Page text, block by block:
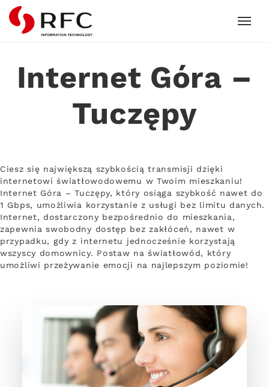
RFC
Internet Góra –
Tuczępy
Ciesz się największą szybkością transmisji dzięki
internetowi światłowodowemu w Twoim mieszkaniu!
Internet Góra – Tuczępy, który osiąga szybkość nawet do
1 Gbps, umożliwia korzystanie z usługi bez limitu danych.
Internet, dostarczony bezpośrednio do mieszkania,
zapewnia swobodny dostęp bez zakłóceń, nawet w
przypadku, gdy z internetu jednocześnie korzystają
wszyscy domownicy. Postaw na światłowód, który
umożliwi przeżywanie emocji na najlepszym poziomie!